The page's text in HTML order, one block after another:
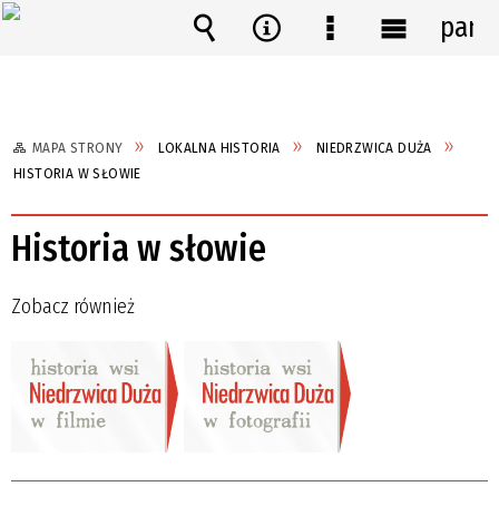
MAPA STRONY LOKALNA HISTORIA
NIEDRZWICA DUŻA
HISTORIA W SŁOWIE
Historia w słowie
Zobacz również